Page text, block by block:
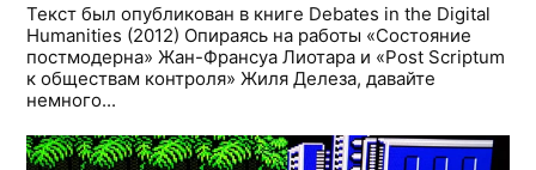
Текст был опубликован в книге Debates in the Digital
Humanities (2012) Опираясь на работы «Состояние
постмодерна» Жан-Франсуа Лиотара и «Post Scriptum
к обществам контроля» Жиля Делеза, давайте
немного...